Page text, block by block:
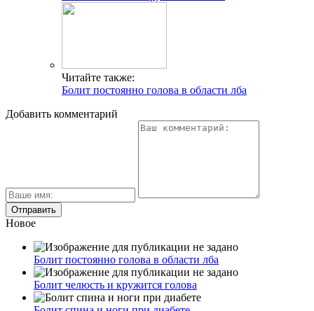
Читайте также:
Болит постоянно голова в области лба
Добавить комментарий
Новое
Болит постоянно голова в области лба
Болит челюсть и кружится голова